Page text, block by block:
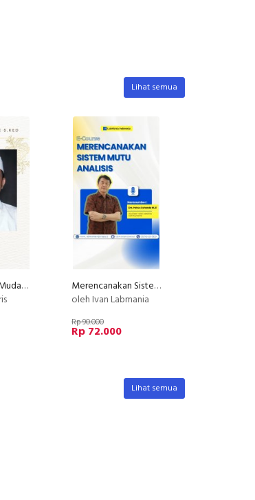
Lihat semua
Belajar Paling Mudah PIJAT REFLEKSI By Mustamir Pedak, S.Ked.
Merencanakan Sistem Mutu Analisis
oleh Ivan Labmania
Rp 90.000
Rp 72.000
Lihat semua